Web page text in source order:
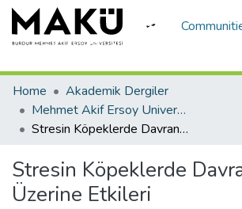
Home
Akademik Dergiler
Mehmet Akif Ersoy University Journal of Health Sciences Institute
Stresin Köpeklerde Davranış Üzerine Etkileri
Stresin Köpeklerde
Üzerine Etkileri